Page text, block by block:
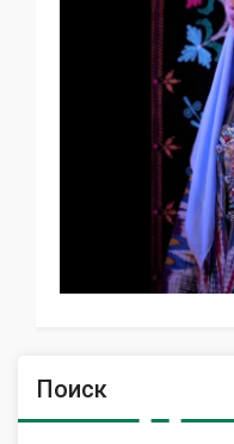
Поиск